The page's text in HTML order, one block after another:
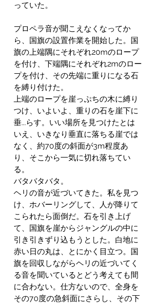
っていた。
プロペラ音が聞こえなくなってか
ら、国旗の設置作業を開始した。国
旗の上端隅にそれぞれ20mのロープ
を付け、下端隅にそれぞれ2mのロー
プを付け、その先端に重りになる石
を縛り付けた。
上端のロープを崖っぷちの木に縛り
つけ、いよいよ、重りの石を崖下に
垂...らす。いい場所を見つけたとは
いえ、いきなり垂直に落ちる崖では
なく、約70度の斜面が3m程度あ
り、そこから一気に切れ落ちてい
る。
バタバタバタ。
ヘリの音が近づいてきた。私を見つ
け、ホバーリングして、人が降りて
こられたら面倒だ。石を引き上げ
て、国旗を崖からジャングルの中に
引き引きずり込もうとした。白地に
赤い日の丸は、とにかく目立つ。国
旗を回収しながらヘリの近づいてく
る音を聞いているとどう考えても間
に合わない。仕方ないので、全身を
その70度の急斜面にさらし、その下